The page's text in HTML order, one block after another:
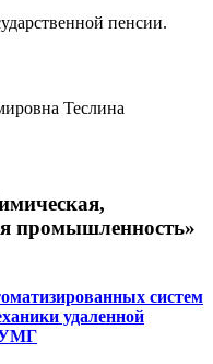
пенсии.
Теслина
промышленность»
систем
удаленной